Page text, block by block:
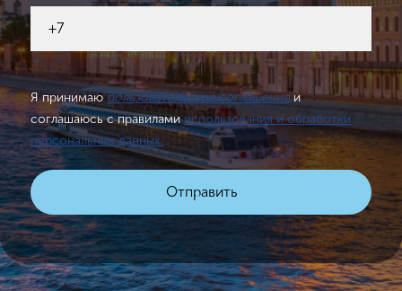
Я принимаюпользовательское соглашениеи
соглашаюсь с правиламииспользования и обработки
персональных данных.